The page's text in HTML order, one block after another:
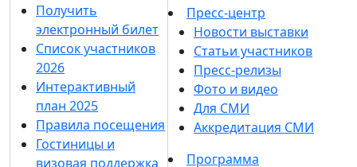
Получить
электронный билет
Список участников
2026
Интерактивный
план 2025
Правила посещения
Гостиницы и
визовая поддержка
Пресс-центр
Новости выставки
Статьи участников
Пресс-релизы
Фото и видео
Для СМИ
Аккредитация СМИ
Программа